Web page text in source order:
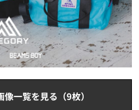
像一覧を見る（9枚）